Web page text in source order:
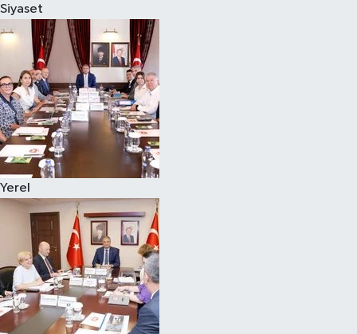
Siyaset
Yerel
Siyaset
Spor
Yaşam
Yerel Yönetimler
Yurttan